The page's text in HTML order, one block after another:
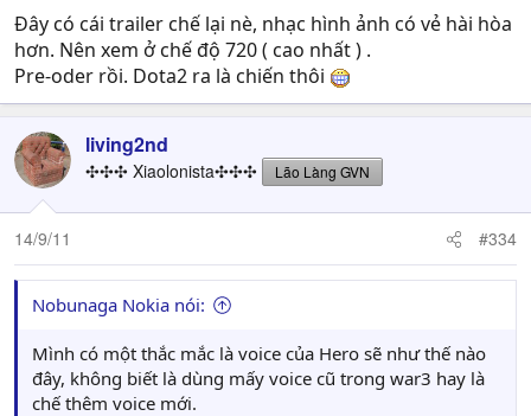
Đây có cái trailer chế lại nè, nhạc hình ảnh có vẻ hài hòa
hơn. Nên xem ở chế độ 720 ( cao nhất ) .
Pre-oder rồi. Dota2 ra là chiến thôi
living2nd
✣✣✣ Xiaolonista✣✣✣ Lão Làng GVN
14/9/11 #334
Nobunaga Nokia nói:
Mình có một thắc mắc là voice của Hero sẽ như thế nào
đây, không biết là dùng mấy voice cũ trong war3 hay là
chế thêm voice mới.